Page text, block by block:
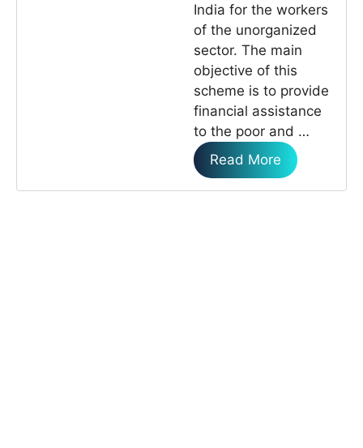
India for the workers
of the unorganized
sector. The main
objective of this
scheme is to provide
financial assistance
to the poor and …
Read More